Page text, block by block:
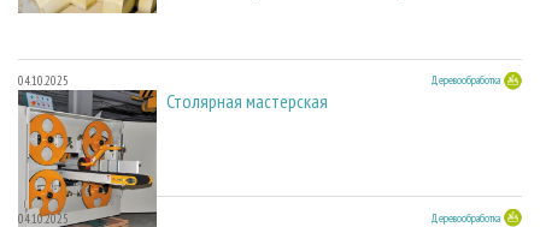
04.10.2025 Деревообработка
Столярная мастерская
04.10.2025 Деревообработка